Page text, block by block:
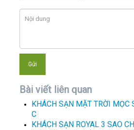
Bài viết liên quan
KHÁCH SẠN MẶT TRỜI MỌC
C
KHÁCH SẠN ROYAL 3 SAO